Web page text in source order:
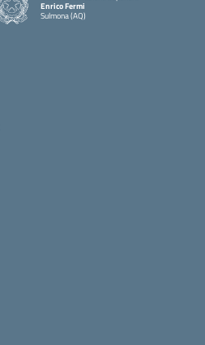
Enrico Fermi
Sulmona (AQ)
— Visita la pagina iniziale della scuola